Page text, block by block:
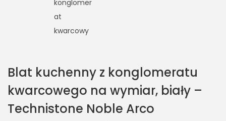
Blat kuchenny z konglomeratu
kwarcowego na wymiar, biały –
Technistone Noble Arco